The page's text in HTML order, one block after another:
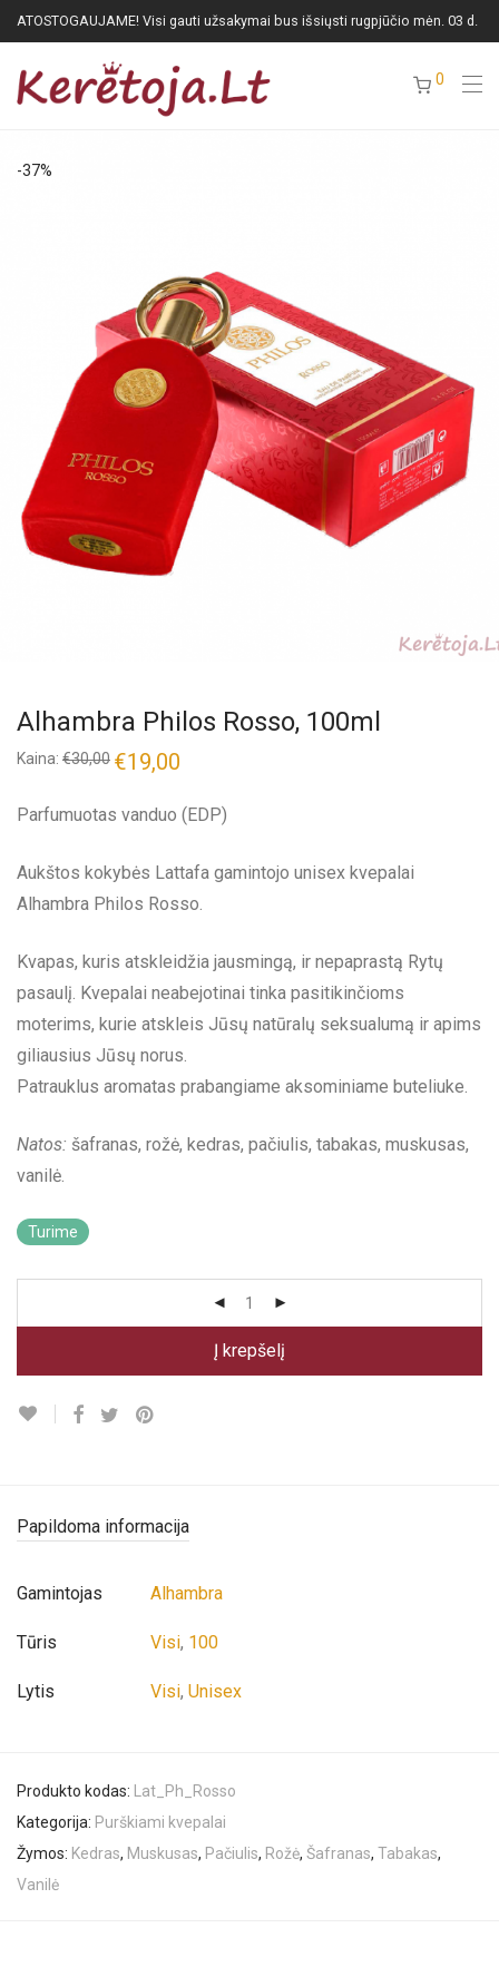
ATOSTOGAUJAME! Visi gauti užsakymai bus išsiųsti rugpjūčio mėn. 03 d.
0
-37%
Alhambra Philos Rosso, 100ml
Kaina: €30,00 €19,00
Parfumuotas vanduo (EDP)
Aukštos kokybės Lattafa gamintojo unisex kvepalai
Alhambra Philos Rosso.
Kvapas, kuris atskleidžia jausmingą, ir nepaprastą Rytų
pasaulį. Kvepalai neabejotinai tinka pasitikinčioms
moterims, kurie atskleis Jūsų natūralų seksualumą ir apims
giliausius Jūsų norus.
Patrauklus aromatas prabangiame aksominiame buteliuke.
Natos: šafranas, rožė, kedras, pačiulis, tabakas, muskusas,
vanilė.
Turime
Į krepšelį
Papildoma informacija
Gamintojas Alhambra
Tūris Visi, 100
Lytis Visi, Unisex
Produkto kodas:
Lat_Ph_Rosso
Kategorija: Purškiami kvepalai
Žymos: Kedras, Muskusas, Pačiulis, Rožė, Šafranas, Tabakas,
Vanilė